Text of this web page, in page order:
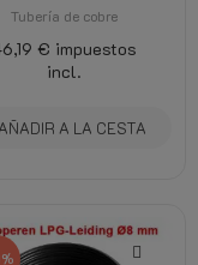
Tubería de cobre
€ impuestos
incl.
AÑADIR A LA CESTA